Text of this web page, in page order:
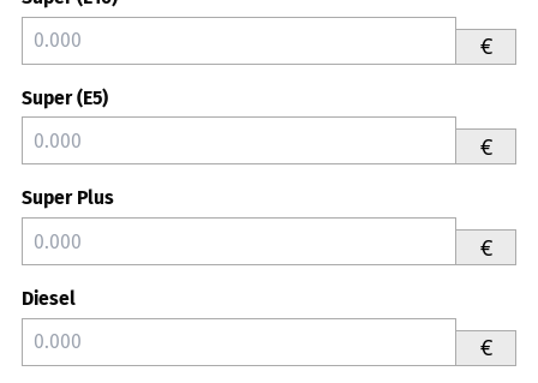
€
Super (E5)
€
Super Plus
€
Diesel
€